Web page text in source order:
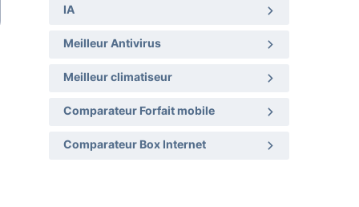
IA
Meilleur Antivirus
Meilleur climatiseur
Comparateur Forfait mobile
Comparateur Box Internet